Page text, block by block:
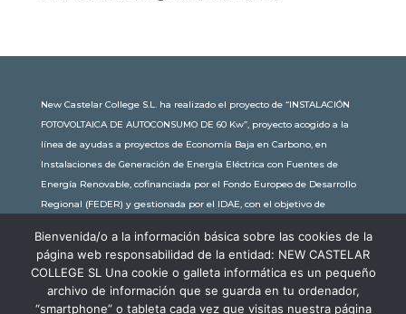
New Castelar College S.L. ha realizado el proyecto de “INSTALACIÓN
FOTOVOLTAICA DE AUTOCONSUMO DE 60 Kw”, proyecto acogido a la
línea de ayudas a proyectos de Economía Baja en Carbono, en
Instalaciones de Generación de Energía Eléctrica con Fuentes de
Energía Renovable, cofinanciada por el Fondo Europeo de Desarrollo
Regional (FEDER) y gestionada por el IDAE, con el objetivo de
subvención de 30.245,63€. Con una potencia instalada de 60kW, la
comunidad educativa de New Castelar ahorra al planeta 34,79
toneladas de CO2 al año, lo que equivale a recorrer 116.677 km en coche
o plantar 116 árboles al año.
Bienvenida/o a la información básica sobre las cookies de la
página web responsabilidad de la entidad: NEW CASTELAR
COLLEGE SL Una cookie o galleta informática es un pequeño
archivo de información que se guarda en tu ordenador,
“smartphone” o tableta cada vez que visitas nuestra página